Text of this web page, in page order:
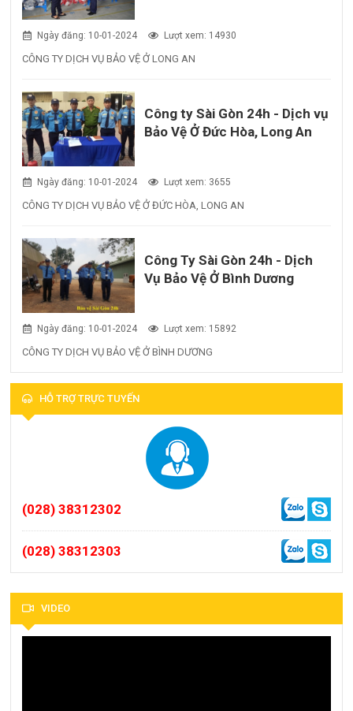
Ngày đăng: 10-01-2024 Lượt xem: 14930
CÔNG TY DỊCH VỤ BẢO VỆ Ở LONG AN
Công ty Sài Gòn 24h - Dịch vụ
Bảo Vệ Ở Đức Hòa, Long An
Ngày đăng: 10-01-2024 Lượt xem: 3655
CÔNG TY DỊCH VỤ BẢO VỆ Ở ĐỨC HÒA, LONG AN
Công Ty Sài Gòn 24h - Dịch
Vụ Bảo Vệ Ở Bình Dương
Ngày đăng: 10-01-2024 Lượt xem: 15892
CÔNG TY DỊCH VỤ BẢO VỆ Ở BÌNH DƯƠNG
HỖ TRỢ TRỰC TUYẾN
(028) 38312302
(028) 38312303
VIDEO